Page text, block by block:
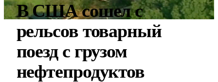
В США сошел с
рельсов товарный
поезд с грузом
нефтепродуктов